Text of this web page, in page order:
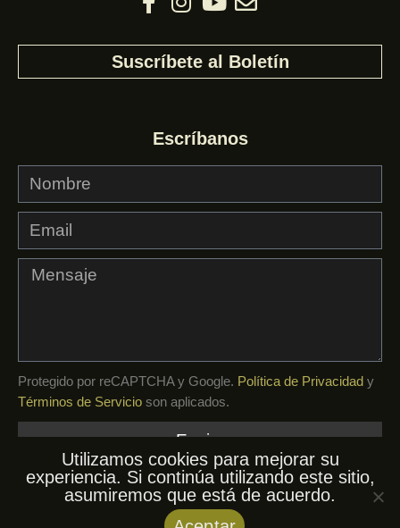
Suscríbete al Boletín
Escríbanos
Protegido por reCAPTCHA y Google. Política de Privacidad y
Términos de Servicio son aplicados.
Enviar
© AfroKuba, 2026. Todos los derechos
Utilizamos cookies para mejorar su
experiencia. Si continúa utilizando este sitio,
asumiremos que está de acuerdo.